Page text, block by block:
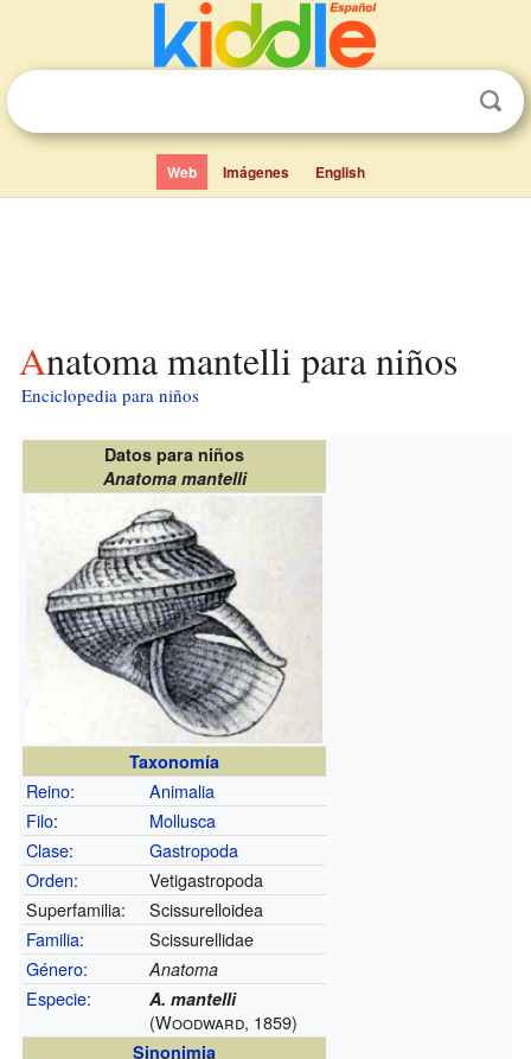
Web Imágenes English
Anatoma mantelli para niños
Enciclopedia para niños
Datos para niños
Anatoma mantelli
Taxonomía
Reino:
Animalia
Filo:
Mollusca
Clase:
Gastropoda
Orden:
Vetigastropoda
Superfamilia:
Scissurelloidea
Familia:
Scissurellidae
Género: Anatoma
Especie: A. mantelli
(Woodward, 1859)
Sinonimia